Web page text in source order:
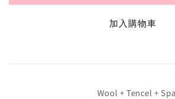
加入購物車
Wool + Tencel +